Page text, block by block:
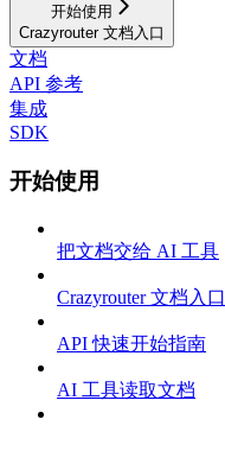
开始使用
Crazyrouter 文档入口
文档
API 参考
集成
SDK
开始使用
把文档交给 AI 工具
Crazyrouter 文档入口
API 快速开始指南
AI 工具读取文档